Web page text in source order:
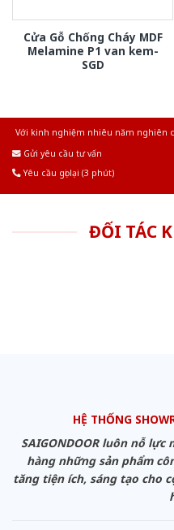
Cửa Gỗ Chống Cháy MDF
Melamine P1 van kem-
SGD
Với kinh nghiệm nhiêu năm nghiên
Gửi yêu cầu tư vấn
Yêu cầu gọi lại (3 phút)
ĐỐI TÁC
HỆ THỐNG
SAIGONDOOR luôn nỗ
hàng những sản phẩm
tăng tiện ích, sáng tạo cho